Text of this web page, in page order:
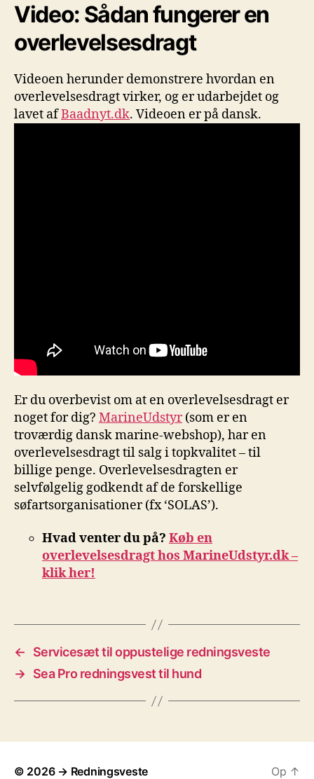
Video: Sådan fungerer en
overlevelsesdragt
Videoen herunder demonstrere hvordan en
overlevelsesdragt virker, og er udarbejdet og
lavet afBaadnyt.dk. Videoen er på dansk.
Er du overbevist om at en overlevelsesdragt er
noget for dig? MarineUdstyr(som er en
troværdig dansk marine-webshop), har en
overlevelsesdragt til salg i topkvalitet – til
billige penge. Overlevelsesdragten er
selvfølgelig godkendt af de forskellige
søfartsorganisationer (fx ‘SOLAS’).
Hvad venter du på? Køb en
overlevelsesdragt hos MarineUdstyr.dk –
klik her!
←
Servicesæt til oppustelige redningsveste
→ Sea Pro redningsvest til hund
© 2026 → Redningsveste Op ↑